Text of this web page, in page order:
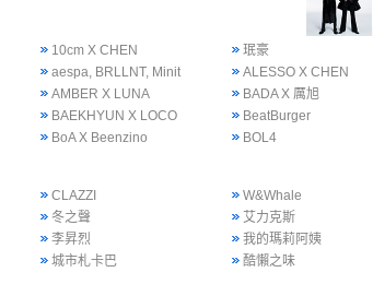
10cm X CHEN
珉豪
aespa, BRLLNT, Minit
ALESSO X CHEN
AMBER X LUNA
BADA X 厲旭
BAEKHYUN X LOCO
BeatBurger
BoA X Beenzino
BOL4
CLAZZI W&Whale
冬之聲
艾力克斯
李昇烈
我的瑪莉阿姨
城市札卡巴
酷懶之味